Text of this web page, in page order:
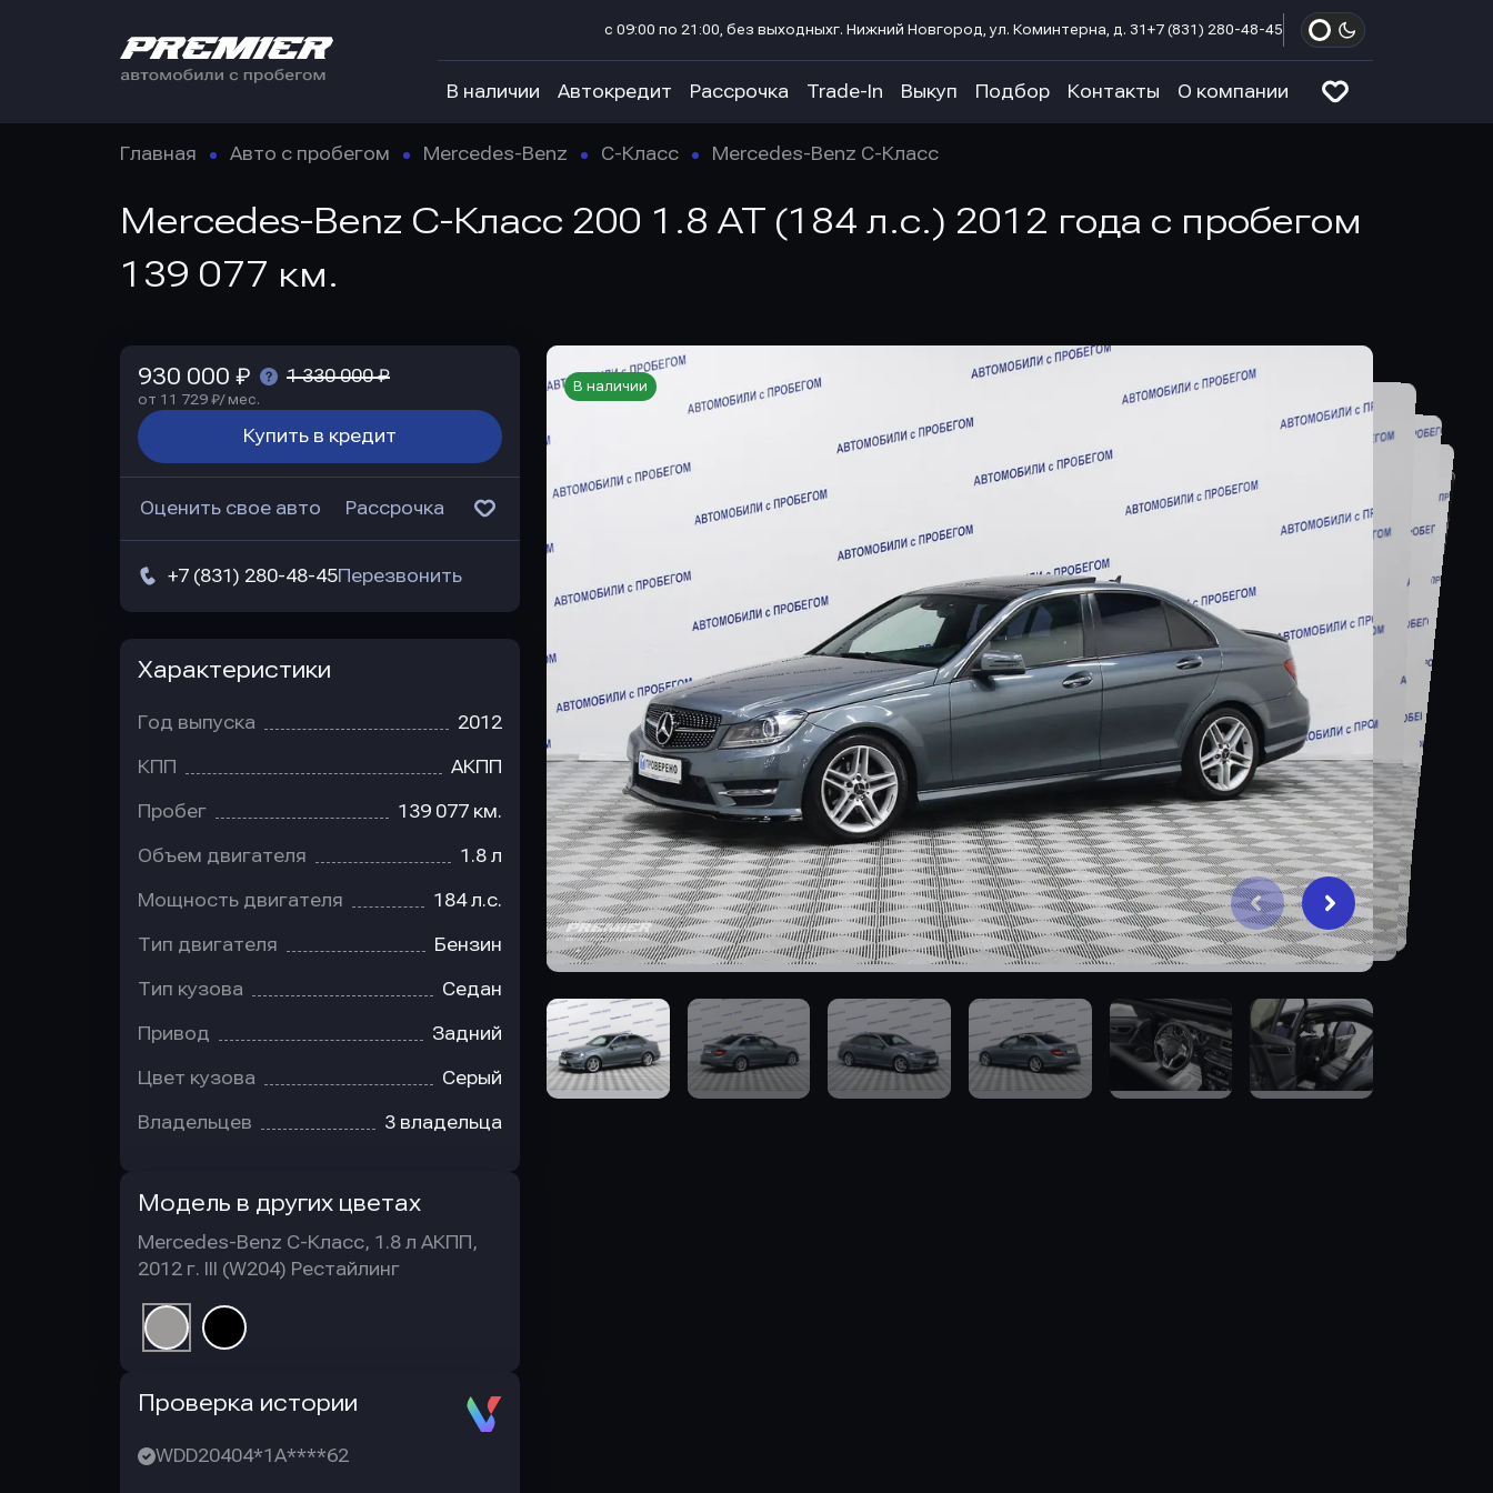
с 09:00 по 21:00, без выходныхг. Нижний Новгород, ул. Коминтерна, д. 31 +7 (831) 280-48-45
В наличии Автокредит Рассрочка Trade-In Выкуп Подбор Контакты О компании
Главная Авто с пробегом Mercedes-Benz C-Класс Mercedes-Benz C-Класс
Mercedes-Benz C-Класс 200 1.8 AT (184 л.с.) 2012 года с пробегом
139 077 км.
В наличии
930 000 ₽ 1 330 000 ₽
от 11 729 ₽/ мес.
Купить в кредит
Оценить свое авто Рассрочка
+7 (831) 280-48-45Перезвонить
Характеристики
Год выпуска 2012
КПП АКПП
Пробег 139 077 км.
Объем двигателя 1.8 л
Мощность двигателя 184 л.с.
Тип двигателя Бензин
Тип кузова Седан
Привод Задний
Цвет кузова Серый
Владельцев 3 владельца
Модель в других цветах
Mercedes-Benz C-Класс, 1.8 л АКПП,
2012 г. III (W204) Рестайлинг
Проверка истории
WDD20404*1A****62